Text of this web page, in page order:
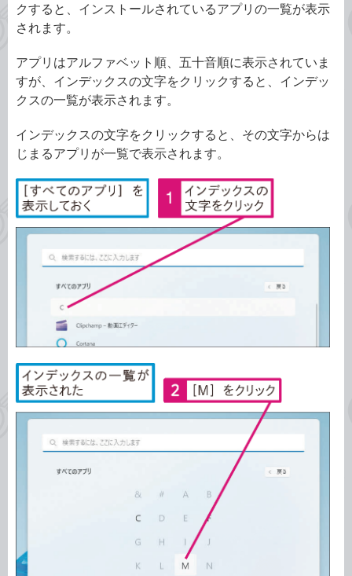
クすると、インストールされているアプリの一覧が表示
されます。
アプリはアルファベット順、五十音順に表示されていま
すが、インデックスの文字をクリックすると、インデッ
クスの一覧が表示されます。
インデックスの文字をクリックすると、その文字からは
じまるアプリが一覧で表示されます。